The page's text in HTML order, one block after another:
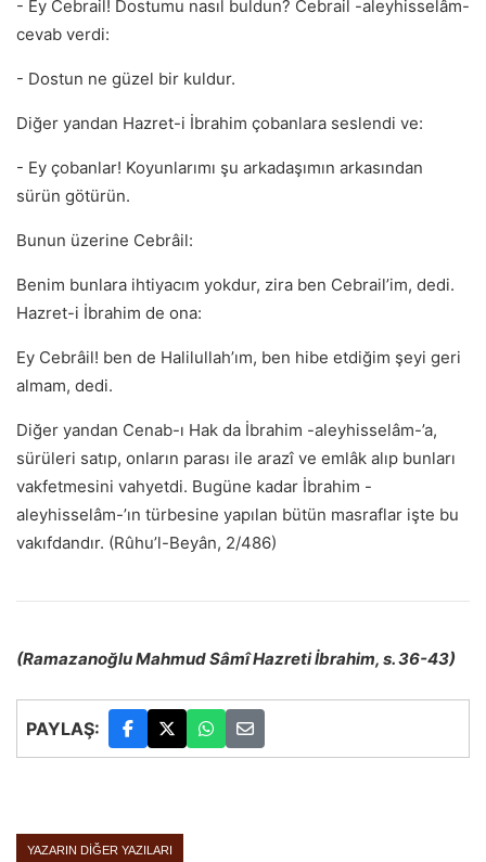
- Ey Cebrail! Dostumu nasıl buldun? Cebrail -aleyhisselâm-
cevab verdi:
- Dostun ne güzel bir kuldur.
Diğer yandan Hazret-i İbrahim çobanlara seslendi ve:
- Ey çobanlar! Koyunlarımı şu arkadaşımın arkasından
sürün götürün.
Bunun üzerine Cebrâil:
Benim bunlara ihtiyacım yokdur, zira ben Cebrail’im, dedi.
Hazret-i İbrahim de ona:
Ey Cebrâil! ben de Halilullah’ım, ben hibe etdiğim şeyi geri
almam, dedi.
Diğer yandan Cenab-ı Hak da İbrahim -aleyhisselâm-’a,
sürüleri satıp, onların parası ile arazî ve emlâk alıp bunları
vakfetmesini vahyetdi. Bugüne kadar İbrahim -
aleyhisselâm-’ın türbesine yapılan bütün masraflar işte bu
vakıfdandır. (Rûhu’l-Beyân, 2/486)
(Ramazanoğlu Mahmud Sâmî Hazretiİbrahim, s. 36-43)
PAYLAŞ:
YAZARIN DIĞER YAZILARI